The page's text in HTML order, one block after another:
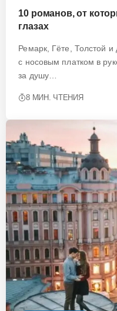
10 романов, от
глазах
Ремарк, Гёте, Толстой и
с носовым платком в
за душу…
8 МИН. ЧТЕНИЯ